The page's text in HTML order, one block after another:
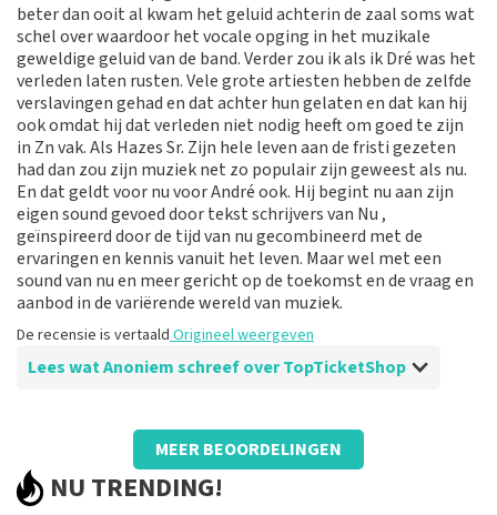
beter dan ooit al kwam het geluid achterin de zaal soms wat
schel over waardoor het vocale opging in het muzikale
geweldige geluid van de band. Verder zou ik als ik Dré was het
verleden laten rusten. Vele grote artiesten hebben de zelfde
verslavingen gehad en dat achter hun gelaten en dat kan hij
ook omdat hij dat verleden niet nodig heeft om goed te zijn
in Zn vak. Als Hazes Sr. Zijn hele leven aan de fristi gezeten
had dan zou zijn muziek net zo populair zijn geweest als nu.
En dat geldt voor nu voor André ook. Hij begint nu aan zijn
eigen sound gevoed door tekst schrijvers van Nu ,
geïnspireerd door de tijd van nu gecombineerd met de
ervaringen en kennis vanuit het leven. Maar wel met een
sound van nu en meer gericht op de toekomst en de vraag en
aanbod in de variërende wereld van muziek.
De recensie is vertaald Origineel weergeven
Lees wat Anoniem schreef over TopTicketShop
Beoordeling van Anoniem overTopTicketShop
Goed verzorgd en klantvriendelijk
De recensie is vertaaldOrigineel weergeven
MEER BEOORDELINGEN
NU TRENDING!